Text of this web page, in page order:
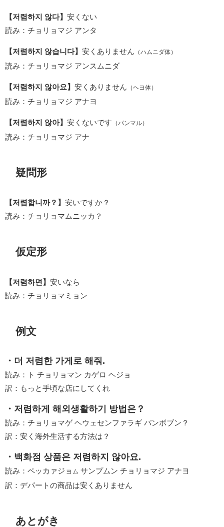
【저렴하지 않다】 安くない
読み：チョリョマジ アンタ
【저렴하지 않습니다】 安くありません （ハムニダ体）
読み：チョリョマジ アンスムニダ
【저렴하지 않아요】 安くありません （ヘヨ体）
読み：チョリョマジ アナヨ
【저렴하지 않아】 安くないです （パンマル）
読み：チョリョマジ アナ
疑問形
【저렴합니까？】 安いですか？
読み：チョリョマムニッカ？
仮定形
【저렴하면】 安いなら
読み：チョリョマミョン
例文
・더 저렴한 가게로 해줘.
読み：ト チョリョマン カゲロ ヘジョ
訳：もっと手頃な店にしてくれ
・저렴하게 해외생활하기 방법은？
読み：チョリョマゲ ヘウェセンファラギ パンボブン？
訳：安く海外生活する方法は？
・백화점 상품은 저렴하지 않아요.
読み：ペッカァジョ ム サンプムン チョリョマジ アナヨ
訳：デパートの商品は安くありません
あとがき